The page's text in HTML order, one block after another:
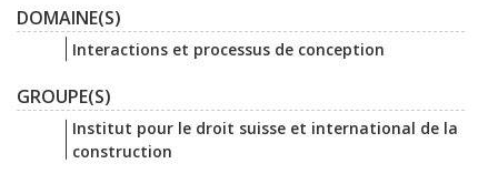
DOMAINE(S)
Interactions et processus de conception
GROUPE(S)
Institut pour le droit suisse et international de la
construction